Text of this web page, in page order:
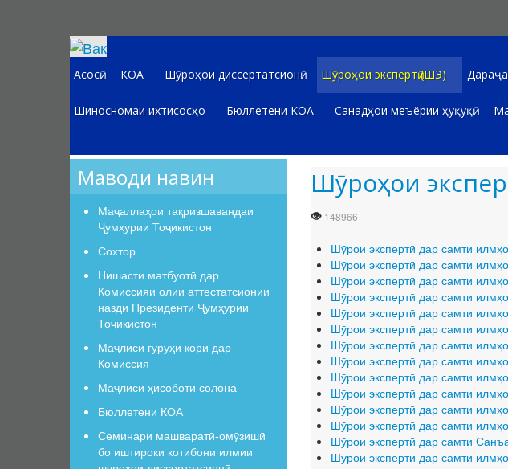
Асосӣ КОА Шӯроҳои диссертатсионӣ Шӯроҳои экспертӣ (ШЭ)
Шиносномаи ихтисосҳо Бюллетени КОА Санадҳои меъёрии ҳуқуқӣ
Маводи навин
Маҷаллаҳои тақризшавандаи
Ҷумҳурии Тоҷикистон
Сохтор
Нишасти матбуотӣ дар
Комиссияи олии аттестатсионии
назди Президенти Ҷумҳурии
Тоҷикистон
Маҷлиси гурӯҳи корӣ дар
Комиссия
Маҷлиси ҳисоботи солона
Бюллетени КОА
Семинари машваратӣ-омӯзишӣ
бо иштироки котибони илмии
Шӯроҳои
148966
Шӯрои экспертӣ дар самти
Шӯрои экспертӣ дар самти
Шӯрои экспертӣ дар самти
Шӯрои экспертӣ дар самти
Шӯрои экспертӣ дар самти
Шӯрои экспертӣ дар самти
Шӯрои экспертӣ дар самти
Шӯрои экспертӣ дар самти
Шӯрои экспертӣ дар самти
Шӯрои экспертӣ дар самти
Шӯрои экспертӣ дар самти
Шӯрои экспертӣ дар самти
Шӯрои экспертӣ дар самти
Шӯрои экспертӣ дар самти